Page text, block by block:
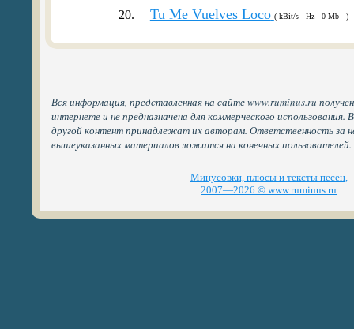
20. Tu Me Vuelves Loco ( kBit/s - Hz - 0 Mb - )
Вся информация, представленная на сайте www.ruminus.ru
интернете и не предназначена для коммерческого
другой контент принадлежат их авторам. Ответственность за
вышеуказанных материалов ложится на конечных пользователей.
Минусовки, плюсы и тексты песен,
2007—2026 © www.ruminus.ru